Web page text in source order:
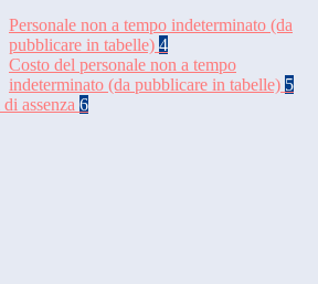
Personale non a tempo indeterminato (da
pubblicare in tabelle) 4
Costo del personale non a tempo
indeterminato (da pubblicare in tabelle) 5
di assenza 6